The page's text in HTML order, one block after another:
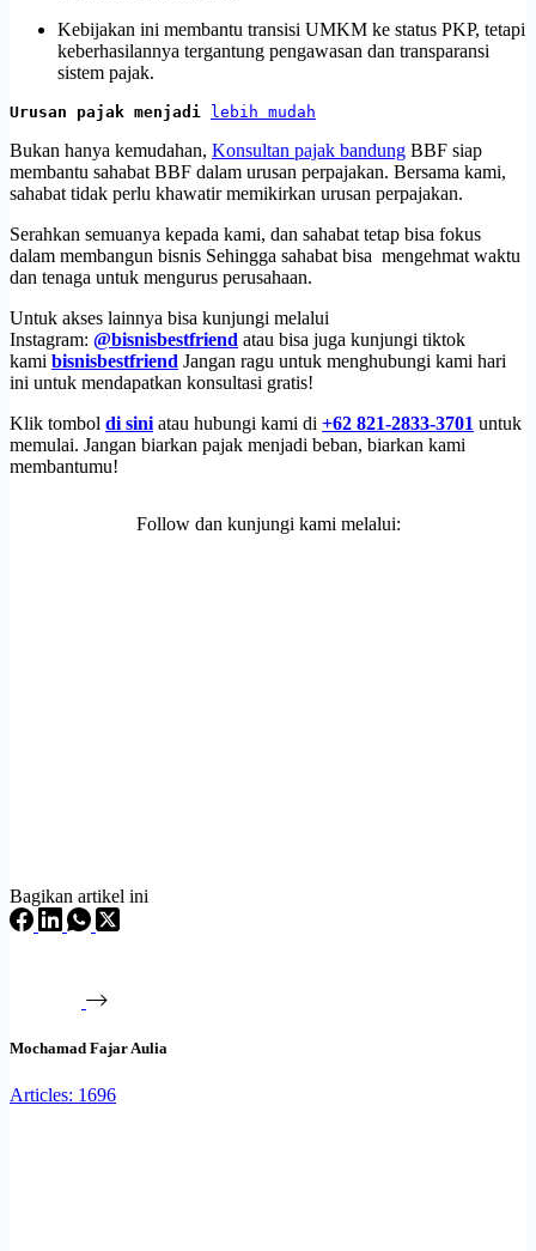
Kebijakan ini membantu transisi UMKM ke status PKP, tetapi
keberhasilannya tergantung pengawasan dan transparansi
sistem pajak.
Urusan pajak menjadi lebih mudah
Bukan hanya kemudahan, Konsultan pajak bandung BBF siap
membantu sahabat BBF dalam urusan perpajakan. Bersama kami,
sahabat tidak perlu khawatir memikirkan urusan perpajakan.
Serahkan semuanya kepada kami, dan sahabat tetap bisa fokus
dalam membangun bisnis Sehingga sahabat bisa mengehmat waktu
dan tenaga untuk mengurus perusahaan.
Untuk akses lainnya bisa kunjungi melalui
Instagram: @bisnisbestfriend atau bisa juga kunjungi tiktok
kami bisnisbestfriend Jangan ragu untuk menghubungi kami hari
ini untuk mendapatkan konsultasi gratis!
Klik tombol di sini atau hubungi kami di +62 821-2833-3701 untuk
memulai. Jangan biarkan pajak menjadi beban, biarkan kami
membantumu!
Follow dan kunjungi kami melalui:
Bagikan artikel ini
Mochamad Fajar Aulia
Articles: 1696